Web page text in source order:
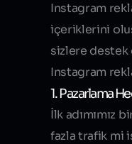
Instagram
içeriklerini
sizlere destek
Instagram
1. Pazarlama
İlk adımımız
fazla trafik mi